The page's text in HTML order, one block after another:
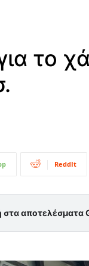
το
ReddIt
αποτελέσματα